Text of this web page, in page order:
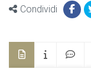
Condividi